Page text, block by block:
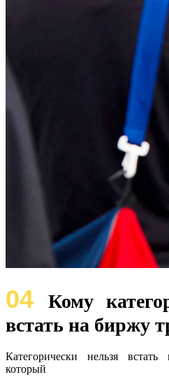
04
Кому
встать на биржу
Категорически нельзя
который